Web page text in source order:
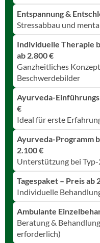
Entspannung &
Stressabbau und
Individuelle Therapie
ab 2.800 €
Ganzheitliches
Beschwerdebilder
Ayurveda-
€
Ideal für erste
Ayurveda-Programm
2.100 €
Unterstützung bei
Tagespaket – Preis ab
Individuelle
Ambulante
Beratung &
erforderlich)